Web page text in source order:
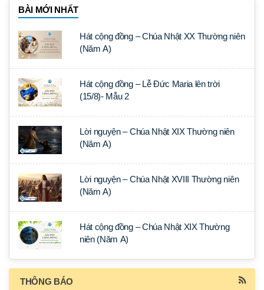
BÀI MỚI NHẤT
Hát cộng đồng – Chúa Nhật XX Thường niên
(Năm A)
Hát cộng đồng – Lễ Đức Maria lên trời
(15/8)- Mẫu 2
Lời nguyện – Chúa Nhật XIX Thường niên
(Năm A)
Lời nguyện – Chúa Nhật XVIII Thường niên
(Năm A)
Hát cộng đồng – Chúa Nhật XIX Thường
niên (Năm A)
THÔNG BÁO